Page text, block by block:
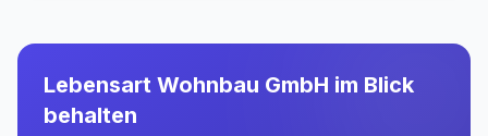
Lebensart Wohnbau GmbH im Blick
behalten